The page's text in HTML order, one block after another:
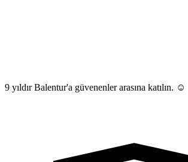
9 yıldır Balentur'a güvenenler arasına katılın. ☺️